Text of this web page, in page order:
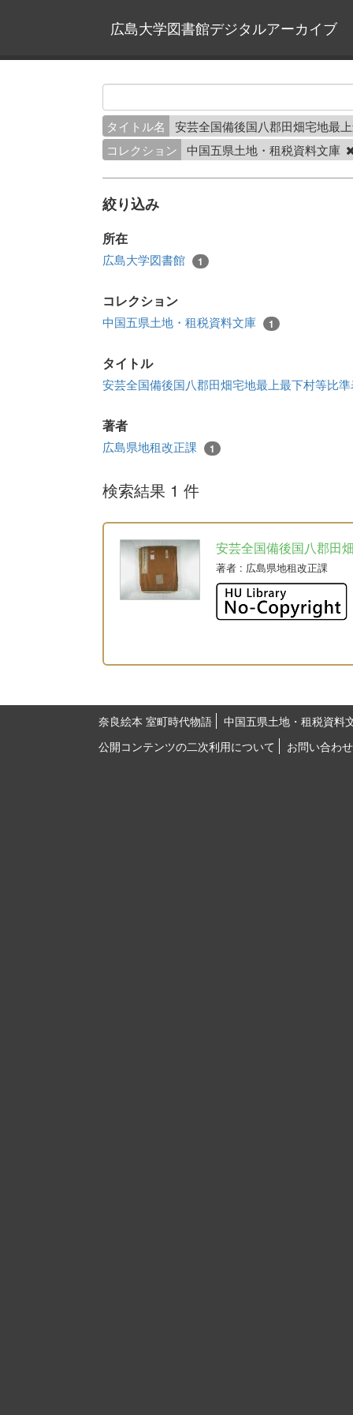
広島大学図書館デジタルアーカイブ
タイトル名
安芸全国備後国八郡田畑宅地最
コレクション
中国五県土地・租税資料文庫
絞り込み
所在
広島大学図書館 1
コレクション
中国五県土地・租税資料文庫 1
タイトル
安芸全国備後国八郡田畑宅地最上最下村等比
著者
広島県地租改正課 1
検索結果 1 件
安芸全国備後国八郡田
著者 : 広島県地租改正課
奈良絵本 室町時代物語
中国五県土地・租税資料
公開コンテンツの二次利用について
お問い合わせ